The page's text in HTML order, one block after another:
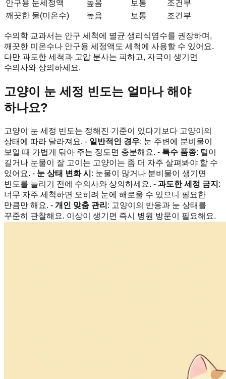
안구용 눈세정액
높음 보통
조건부
깨끗한 물(미온수)
높음 보통 조건부
수의학 교과서는 안구 세척에 멸균 생리식염수를 권장하며,
깨끗한 미온수나 안구용 세정액도 세척에 사용할 수 있어요.
다만 과도한 세척과 고압 분사는 피하고, 자극이 생기면
수의사와 상의하세요.
고양이 눈 세정 빈도는 얼마나 해야
하나요?
고양이 눈 세정 빈도는 정해진 기준이 있다기보다 고양이의
상태에 따라 달라져요. - 일반적인 경우: 눈 주변에 분비물이
보일 때 가볍게 닦아 주는 정도면 충분해요. - 특수 품종: 털이
길거나 눈물이 잘 고이는 고양이는 좀 더 자주 살펴봐야 할 수
있어요. - 눈 상태 변화 시 : 눈물이 많거나 분비물이 생기면
빈도를 늘리기 전에 수의사와 상의하세요. - 과도한 세정 금지 :
너무 자주 세척하면 오히려 눈에 해로울 수 있으니 필요한
만큼만 해요. - 개인 맞춤 관리 : 고양이의 반응과 눈 상태를
꾸준히 관찰해요. 이상이 생기면 즉시 병원 방문이 필요해요.